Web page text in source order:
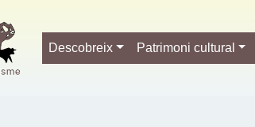
Descobreix Patrimoni cultural